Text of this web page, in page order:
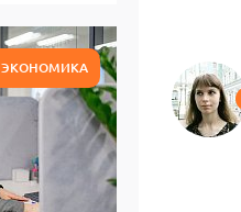
ЭКОНОМИКА